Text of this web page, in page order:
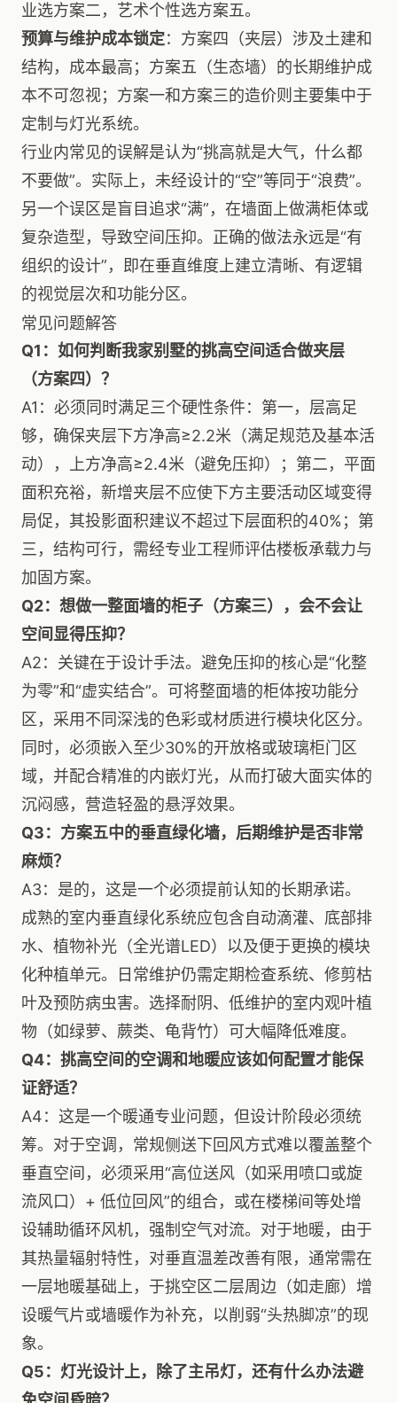
业选方案二，艺术个性选方案五。
预算与维护成本锁定：方案四（夹层）涉及土建和
结构，成本最高；方案五（生态墙）的长期维护成
本不可忽视；方案一和方案三的造价则主要集中于
定制与灯光系统。
行业内常见的误解是认为“挑高就是大气，什么都
不要做”。实际上，未经设计的“空”等同于“浪费”。
另一个误区是盲目追求“满”，在墙面上做满柜体或
复杂造型，导致空间压抑。正确的做法永远是“有
组织的设计”，即在垂直维度上建立清晰、有逻辑
的视觉层次和功能分区。
常见问题解答
Q1：如何判断我家别墅的挑高空间适合做夹层
（方案四）？
A1：必须同时满足三个硬性条件：第一，层高足
够，确保夹层下方净高≥2.2米（满足规范及基本活
动），上方净高≥2.4米（避免压抑）；第二，平面
面积充裕，新增夹层不应使下方主要活动区域变得
局促，其投影面积建议不超过下层面积的40%；第
三，结构可行，需经专业工程师评估楼板承载力与
加固方案。
Q2：想做一整面墙的柜子（方案三），会不会让
空间显得压抑？
A2：关键在于设计手法。避免压抑的核心是“化整
为零”和“虚实结合”。可将整面墙的柜体按功能分
区，采用不同深浅的色彩或材质进行模块化区分。
同时，必须嵌入至少30%的开放格或玻璃柜门区
域，并配合精准的内嵌灯光，从而打破大面实体的
沉闷感，营造轻盈的悬浮效果。
Q3：方案五中的垂直绿化墙，后期维护是否非常
麻烦？
A3：是的，这是一个必须提前认知的长期承诺。
成熟的室内垂直绿化系统应包含自动滴灌、底部排
水、植物补光（全光谱LED）以及便于更换的模块
化种植单元。日常维护仍需定期检查系统、修剪枯
叶及预防病虫害。选择耐阴、低维护的室内观叶植
物（如绿萝、蕨类、龟背竹）可大幅降低难度。
Q4：挑高空间的空调和地暖应该如何配置才能保
证舒适？
A4：这是一个暖通专业问题，但设计阶段必须统
筹。对于空调，常规侧送下回风方式难以覆盖整个
垂直空间，必须采用“高位送风（如采用喷口或旋
流风口）+ 低位回风”的组合，或在楼梯间等处增
设辅助循环风机，强制空气对流。对于地暖，由于
其热量辐射特性，对垂直温差改善有限，通常需在
一层地暖基础上，于挑空区二层周边（如走廊）增
设暖气片或墙暖作为补充，以削弱“头热脚凉”的现
象。
Q5：灯光设计上，除了主吊灯，还有什么办法避